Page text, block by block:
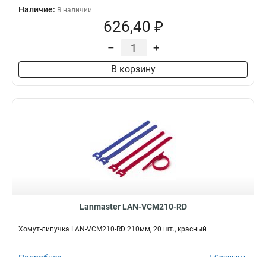
Наличие: В наличии
626,40 ₽
– +
В корзину
Lanmaster LAN-VCM210-RD
Хомут-липучка LAN-VCM210-RD 210мм, 20 шт., красный